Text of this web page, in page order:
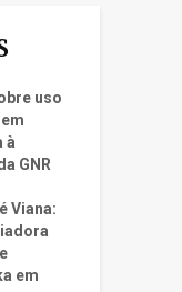
uso
à
GNR
Viana:
em